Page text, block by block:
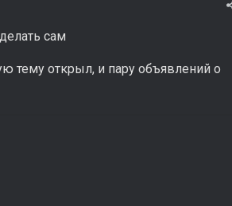
сам
тему открыл, и пару объявлений о